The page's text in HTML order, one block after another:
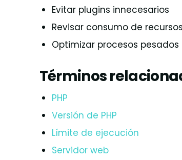
Evitar plugins innecesarios
Revisar consumo de
Optimizar procesos pesados
Términos
PHP
Versión de PHP
Límite de ejecución
Servidor web